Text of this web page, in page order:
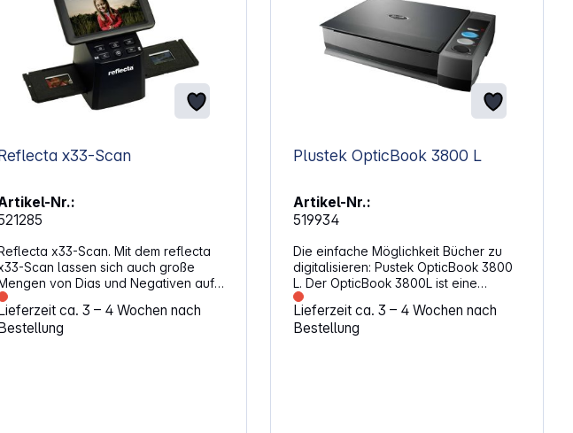
x33-Scan
Nr.:
x33-Scan. Mit dem reflecta
Scan lassen sich auch große
von Dias und Negativen auf
aber hochwertige Art
Ein CMOS-Sensor mit
Megapixeln sorgt zusammen mit
ca. 3 – 4 Wochen nach
Plustek OpticBook 3800 L
Artikel-Nr.:
519934
Die einfache Möglichkeit Bücher zu
digitalisieren: Pustek OpticBook 3800
L. Der OpticBook 3800L ist eine
erschwingliche Lösung nicht nur für
alle Buchenthusiasten, Bibliothekare,
Studenten und Lehrer, sondern auch
Lieferzeit ca. 3 – 4 Wochen nach
Bestellung